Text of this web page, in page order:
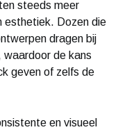
steeds meer
esthetiek. Dozen die
dragen bij
waardoor de kans
geven of zelfs de
en visueel